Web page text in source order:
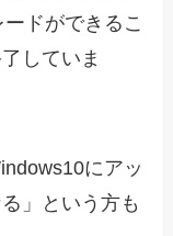
ドができるこ
していま
にアッ
」という方も